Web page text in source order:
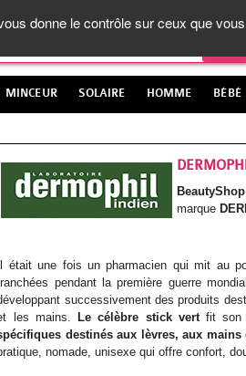
MINCEUR SOLAIRE HOMME BÉBÉ
BeautyShop
marque
était une fois un pharmacien qui mit au
pendant la première guerre
successivement des produits
les mains.
Le célèbre stick vertfit son
destinés aux lèvres, aux mains
nomade, unisexe qui offre confort,
donne le contrôle sur ceux que